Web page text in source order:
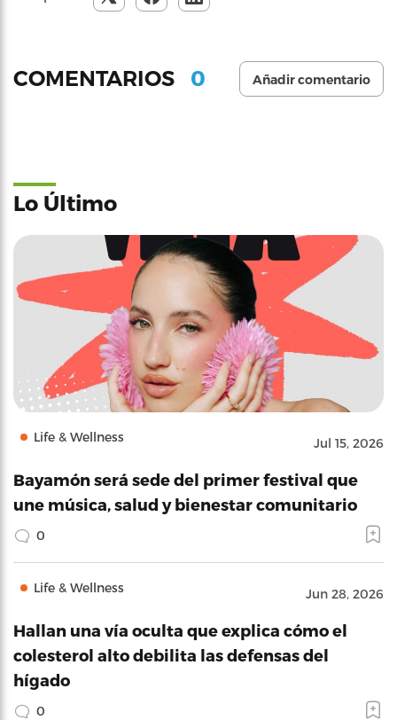
COMENTARIOS 0 Añadir comentario
Lo Último
Life & Wellness Jul 15, 2026
Bayamón será sede del primer festival que
une música, salud y bienestar comunitario
0
Life & Wellness Jun 28, 2026
Hallan una vía oculta que explica cómo el
colesterol alto debilita las defensas del
hígado
0